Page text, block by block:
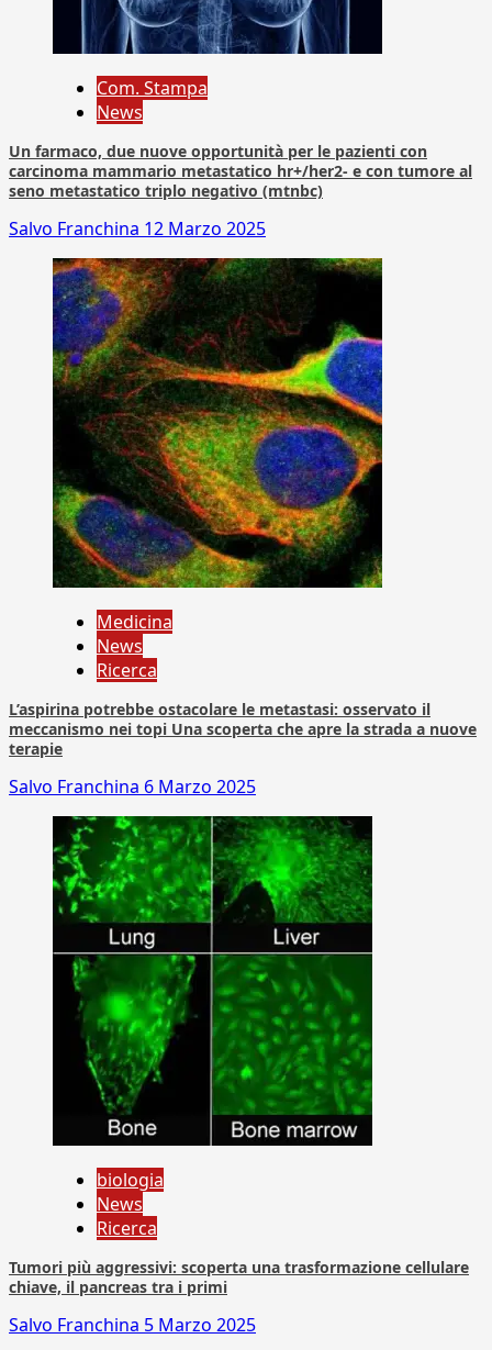
Com. Stampa
News
Un farmaco, due nuove opportunità per le pazienti con
carcinoma mammario metastatico hr+/her2- e con tumore al
seno metastatico triplo negativo (mtnbc)
Salvo Franchina 12 Marzo 2025
Medicina
News
Ricerca
L’aspirina potrebbe ostacolare le metastasi: osservato il
meccanismo nei topi Una scoperta che apre la strada a nuove
terapie
Salvo Franchina 6 Marzo 2025
biologia
News
Ricerca
Tumori più aggressivi: scoperta una trasformazione cellulare
chiave, il pancreas tra i primi
Salvo Franchina 5 Marzo 2025